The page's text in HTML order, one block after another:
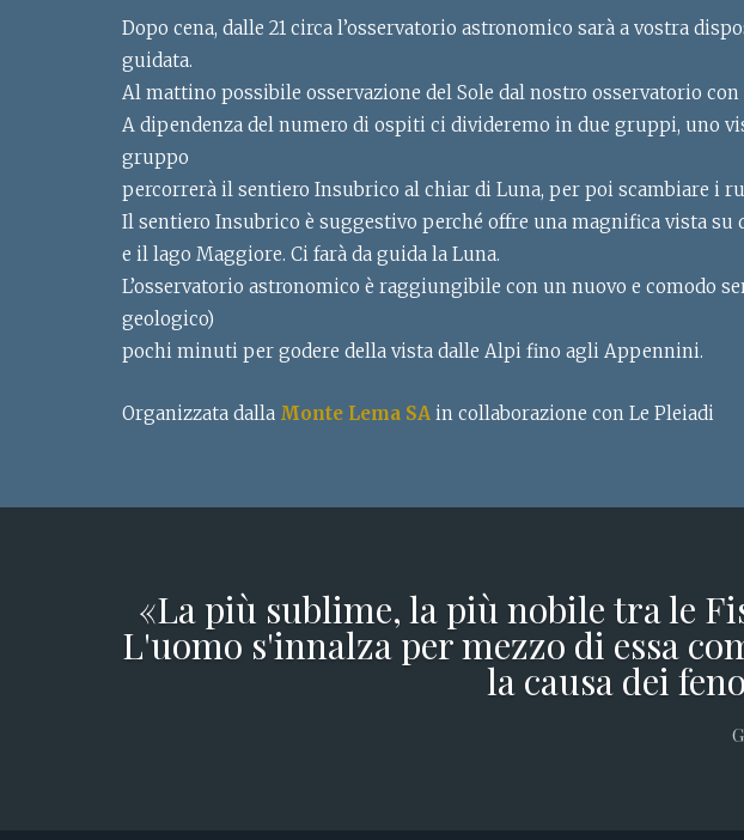
Dopo cena, dalle 21 circa l’osservatorio astronomico sarà a vostra
guidata.
Al mattino possibile osservazione del Sole dal nostro osservatorio
A dipendenza del numero di ospiti ci divideremo in due gruppi, uno
gruppo
percorrerà il sentiero Insubrico al chiar di Luna, per poi scambiare i
Il sentiero Insubrico è suggestivo perché offre una magnifica vista su
e il lago Maggiore. Ci farà da guida la Luna.
L’osservatorio astronomico è raggiungibile con un nuovo e comodo
geologico)
pochi minuti per godere della vista dalle Alpi fino agli Appennini.
Organizzata dalla Monte Lema SA in collaborazione con Le Pleiadi
«La più sublime, la più nobile tra le
L'uomo s'innalza per mezzo di essa
la causa dei